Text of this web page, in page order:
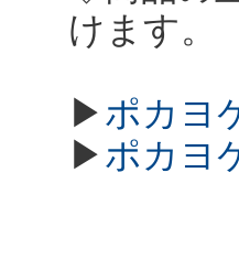
けます。
▶ポカヨ
▶ポカヨ